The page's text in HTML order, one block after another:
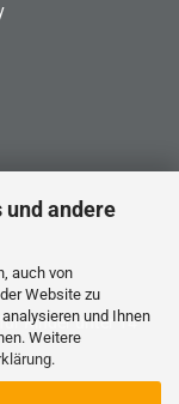
und andere
auch von
Website zu
und Ihnen
Weitere
.
Kinder unter 14